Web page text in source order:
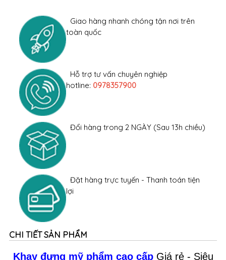
Giao hàng nhanh chóng tận nơi trên
toàn quốc
Hỗ trợ tư vấn chuyên nghiệp
hotline: 0978357900
Đổi hàng trong 2 NGÀY (Sau 13h chiều)
Đặt hàng trực tuyến - Thanh toán tiện
lợi
CHI TIẾT SẢN PHẨM
Khay đựng mỹ phẩm cao cấp Giá rẻ - Siêu